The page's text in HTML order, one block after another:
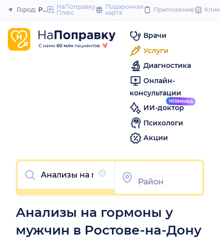
to
Закрыть
Город: Ростов-на-Дону
НаПоправку
Плюс
Подарочная
карта
Приложение
Врачи
Услуги
Диагностика
Онлайн-
консультации
ИИ-доктор
Психологи
Акции
Очистить
Анализы на гормоны у
мужчин в Ростове-на-Дону